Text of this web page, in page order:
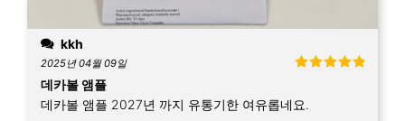
kkh
2025년 04월 09일
데카볼 앰플
데카볼 앰플 2027년 까지 유통기한 여유롭네요.